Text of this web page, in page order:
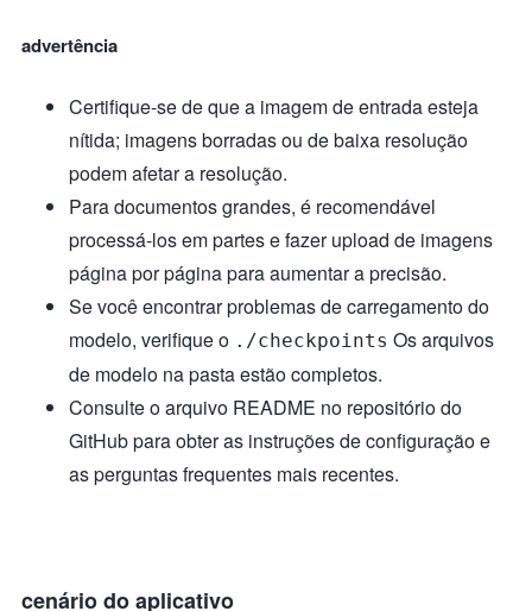
advertência
Certifique-se de que a imagem de entrada esteja
nítida; imagens borradas ou de baixa resolução
podem afetar a resolução.
Para documentos grandes, é recomendável
processá-los em partes e fazer upload de imagens
página por página para aumentar a precisão.
Se você encontrar problemas de carregamento do
modelo, verifique o ./checkpoints Os arquivos
de modelo na pasta estão completos.
Consulte o arquivo README no repositório do
GitHub para obter as instruções de configuração e
as perguntas frequentes mais recentes.
cenário do aplicativo